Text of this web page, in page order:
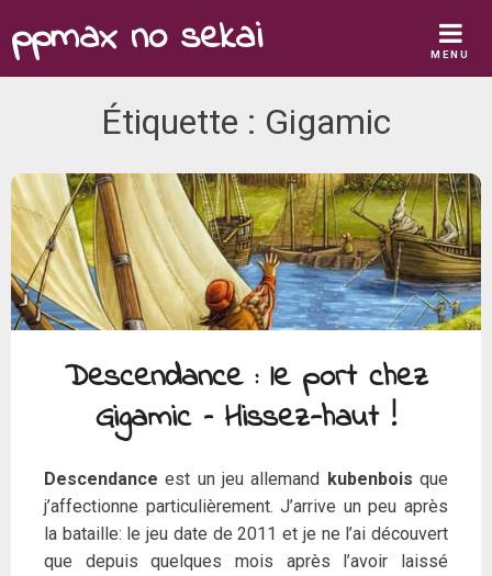
to
content
ppmax no sekai MENU
Étiquette : Gigamic
Descendance : le port chez
Gigamic – Hissez-haut !
Descendance est un jeu allemand kubenbois que
j’affectionne particulièrement. J’arrive un peu après
la bataille: le jeu date de 2011 et je ne l’ai découvert
que depuis quelques mois après l’avoir laissé